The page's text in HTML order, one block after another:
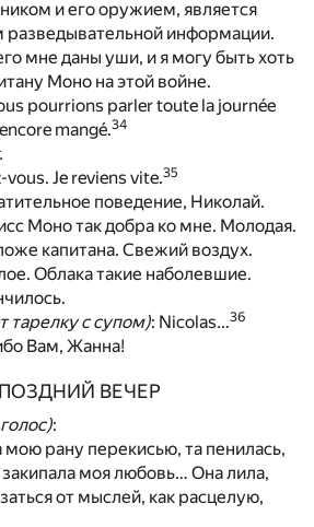
и его оружием, является
информации.
мне даны уши, и я могу быть хоть
Моно на этой войне.
pourrions parler toute la journée
mangé.34
vous. Je reviens vite.35
поведение, Николай.
Моно так добра ко мне. Молодая.
капитана. Свежий воздух.
Облака такие наболевшие.
тарелку с супом): Nicolas…36
Вам, Жанна!
ПОЗДНИЙ ВЕЧЕР
:
рану перекисью, та пенилась,
моя любовь… Она лила,
от мыслей, как расцелую,